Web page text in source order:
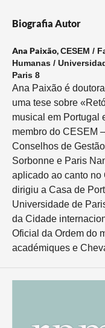
Biografia Autor
Ana Paixão,CESEM /
Humanas /
Paris 8
Ana Paixão é
uma tese sobre
musical em Portugal
membro do CESEM
Conselhos de
Sorbonne e Paris
aplicado ao canto
dirigiu a Casa de
Universidade de
da Cidade
Oficial da Ordem do
académiques e